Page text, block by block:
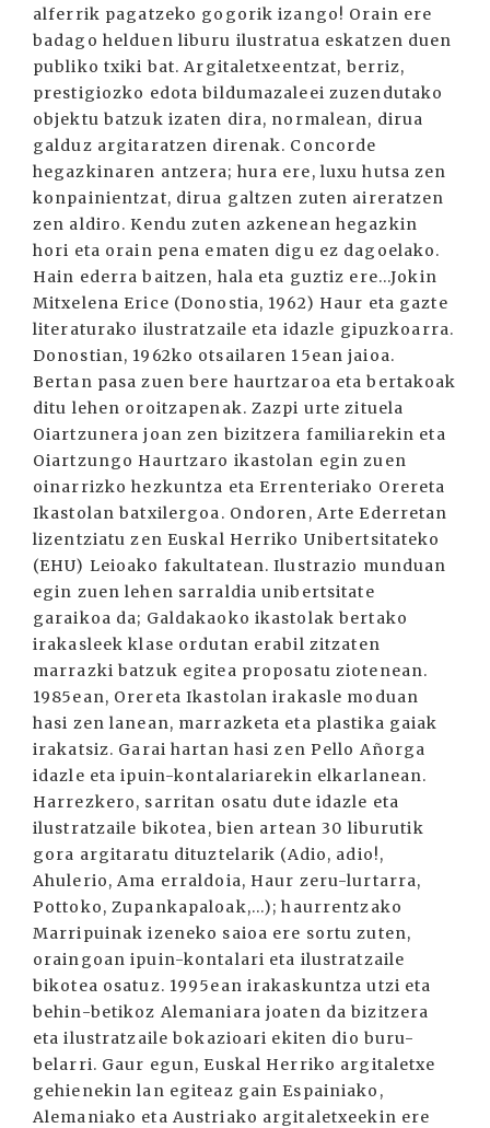
alferrik pagatzeko gogorik izango! Orain ere
badago helduen liburu ilustratua eskatzen duen
publiko txiki bat. Argitaletxeentzat, berriz,
prestigiozko edota bildumazaleei zuzendutako
objektu batzuk izaten dira, normalean, dirua
galduz argitaratzen direnak. Concorde
hegazkinaren antzera; hura ere, luxu hutsa zen
konpainientzat, dirua galtzen zuten aireratzen
zen aldiro. Kendu zuten azkenean hegazkin
hori eta orain pena ematen digu ez dagoelako.
Hain ederra baitzen, hala eta guztiz ere...Jokin
Mitxelena Erice (Donostia, 1962) Haur eta gazte
literaturako ilustratzaile eta idazle gipuzkoarra.
Donostian, 1962ko otsailaren 15ean jaioa.
Bertan pasa zuen bere haurtzaroa eta bertakoak
ditu lehen oroitzapenak. Zazpi urte zituela
Oiartzunera joan zen bizitzera familiarekin eta
Oiartzungo Haurtzaro ikastolan egin zuen
oinarrizko hezkuntza eta Errenteriako Orereta
Ikastolan batxilergoa. Ondoren, Arte Ederretan
lizentziatu zen Euskal Herriko Unibertsitateko
(EHU) Leioako fakultatean. Ilustrazio munduan
egin zuen lehen sarraldia unibertsitate
garaikoa da; Galdakaoko ikastolak bertako
irakasleek klase ordutan erabil zitzaten
marrazki batzuk egitea proposatu ziotenean.
1985ean, Orereta Ikastolan irakasle moduan
hasi zen lanean, marrazketa eta plastika gaiak
irakatsiz. Garai hartan hasi zen Pello Añorga
idazle eta ipuin-kontalariarekin elkarlanean.
Harrezkero, sarritan osatu dute idazle eta
ilustratzaile bikotea, bien artean 30 liburutik
gora argitaratu dituztelarik (Adio, adio!,
Ahulerio, Ama erraldoia, Haur zeru-lurtarra,
Pottoko, Zupankapaloak,...); haurrentzako
Marripuinak izeneko saioa ere sortu zuten,
oraingoan ipuin-kontalari eta ilustratzaile
bikotea osatuz. 1995ean irakaskuntza utzi eta
behin-betikoz Alemaniara joaten da bizitzera
eta ilustratzaile bokazioari ekiten dio buru-
belarri. Gaur egun, Euskal Herriko argitaletxe
gehienekin lan egiteaz gain Espainiako,
Alemaniako eta Austriako argitaletxeekin ere